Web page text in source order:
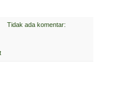
Tidak ada komentar: